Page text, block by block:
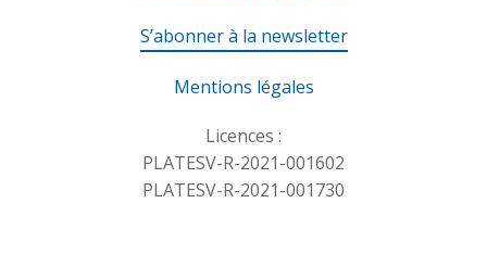
S’abonner à la newsletter
Mentions légales
Licences :
PLATESV-R-2021-001602
PLATESV-R-2021-001730